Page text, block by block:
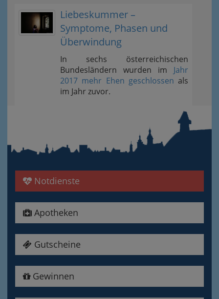
Liebeskummer –
Symptome, Phasen und
Überwindung
In sechs österreichischen
Bundesländern wurden im Jahr
2017 mehr Ehen geschlossen als
im Jahr zuvor.
Notdienste
Apotheken
Gutscheine
Gewinnen